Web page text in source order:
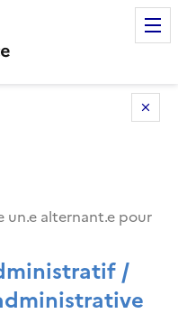
un.e alternant.e pour
/